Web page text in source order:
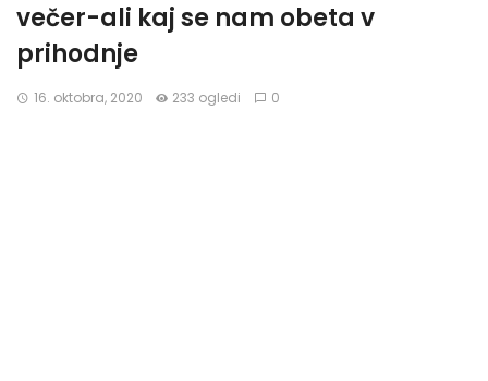
večer-ali kaj se nam obeta v
prihodnje
16. oktobra, 2020 233 ogledi 0